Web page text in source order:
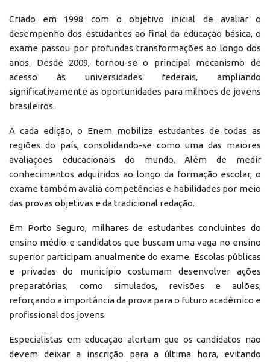
Criado em 1998 com o objetivo inicial de avaliar o
desempenho dos estudantes ao final da educação básica, o
exame passou por profundas transformações ao longo dos
anos. Desde 2009, tornou-se o principal mecanismo de
acesso às universidades federais, ampliando
significativamente as oportunidades para milhões de jovens
brasileiros.
A cada edição, o Enem mobiliza estudantes de todas as
regiões do país, consolidando-se como uma das maiores
avaliações educacionais do mundo. Além de medir
conhecimentos adquiridos ao longo da formação escolar, o
exame também avalia competências e habilidades por meio
das provas objetivas e da tradicional redação.
Em Porto Seguro, milhares de estudantes concluintes do
ensino médio e candidatos que buscam uma vaga no ensino
superior participam anualmente do exame. Escolas públicas
e privadas do município costumam desenvolver ações
preparatórias, como simulados, revisões e aulões,
reforçando a importância da prova para o futuro acadêmico e
profissional dos jovens.
Especialistas em educação alertam que os candidatos não
devem deixar a inscrição para a última hora, evitando